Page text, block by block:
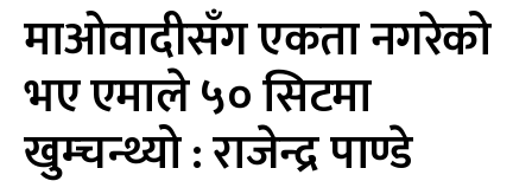
माओवादीसँग एकता नगरेको
भए एमाले ५० सिटमा
खुम्चन्थ्यो : राजेन्द्र पाण्डे